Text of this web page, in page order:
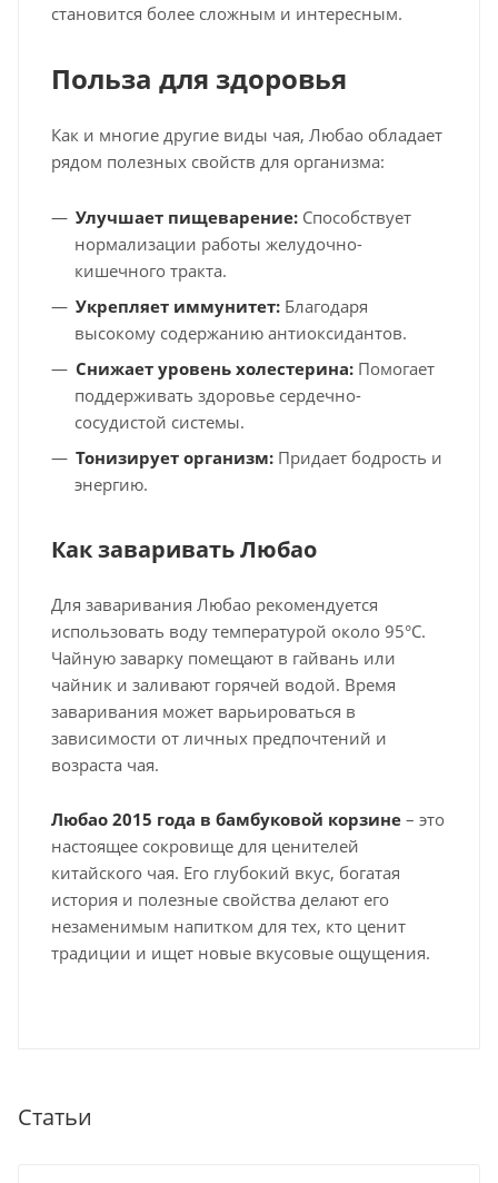
становится более сложным и интересным.
Польза для здоровья
Как и многие другие виды чая, Любао обладает
рядом полезных свойств для организма:
Улучшает пищеварение: Способствует
нормализации работы желудочно-
кишечного тракта.
Укрепляет иммунитет: Благодаря
высокому содержанию антиоксидантов.
Снижает уровень холестерина: Помогает
поддерживать здоровье сердечно-
сосудистой системы.
Тонизирует организм: Придает бодрость и
энергию.
Как заваривать Любао
Для заваривания Любао рекомендуется
использовать воду температурой около 95°C.
Чайную заварку помещают в гайвань или
чайник и заливают горячей водой. Время
заваривания может варьироваться в
зависимости от личных предпочтений и
возраста чая.
Любао 2015 года в бамбуковой корзине – это
настоящее сокровище для ценителей
китайского чая. Его глубокий вкус, богатая
история и полезные свойства делают его
незаменимым напитком для тех, кто ценит
традиции и ищет новые вкусовые ощущения.
Статьи